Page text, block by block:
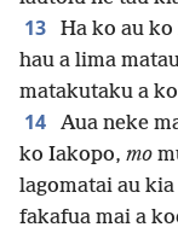
13
Ha ko au
hau a lima
matakutaku a
14
Aua neke
ko Iakopo, mo
lagomatai au
fakafua mai a